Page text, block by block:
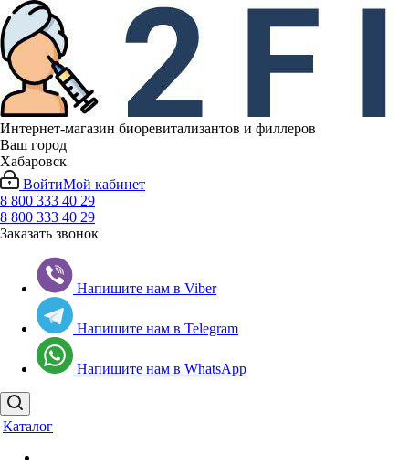
Интернет-магазин биоревитализантов и филлеров
Ваш город
Хабаровск
ВойтиМой кабинет
8 800 333 40 29
8 800 333 40 29
Заказать звонок
Напишите нам в Viber
Напишите нам в Telegram
Напишите нам в WhatsApp
Каталог